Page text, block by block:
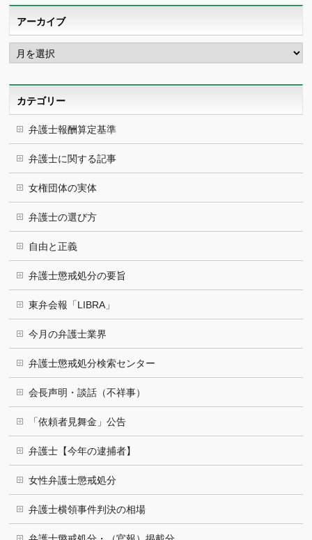
アーカイブ
ア
ー
カ
カテゴリー
弁護士報酬算定基準
弁護士に関する記事
女権団体の実体
弁護士の選び方
自由と正義
弁護士懲戒処分の要旨
東弁会報「LIBRA」
今月の弁護士業界
弁護士懲戒処分検索センター
会長声明・談話（不祥事）
「依頼者見舞金」公告
弁護士【今年の逮捕者】
女性弁護士懲戒処分
弁護士横領事件判決の相場